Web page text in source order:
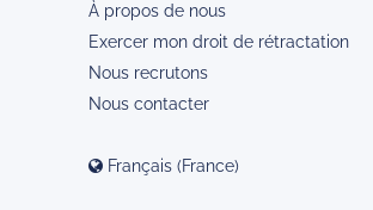
À propos de nous
Exercer mon droit de rétractation
Nous recrutons
Nous contacter
Français (France)